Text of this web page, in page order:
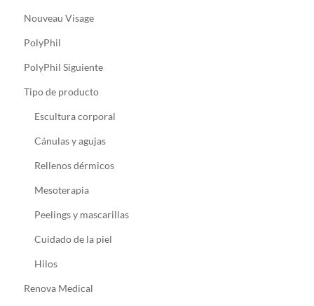
Nouveau Visage
PolyPhil
PolyPhil Siguiente
Tipo de producto
Escultura corporal
Cánulas y agujas
Rellenos dérmicos
Mesoterapia
Peelings y mascarillas
Cuidado de la piel
Hilos
Renova Medical